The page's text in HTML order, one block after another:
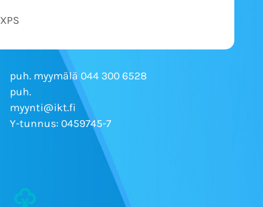
XPS
puh. myymälä 044 300 6528
puh.
myynti@ikt.fi
Y-tunnus: 0459745-7